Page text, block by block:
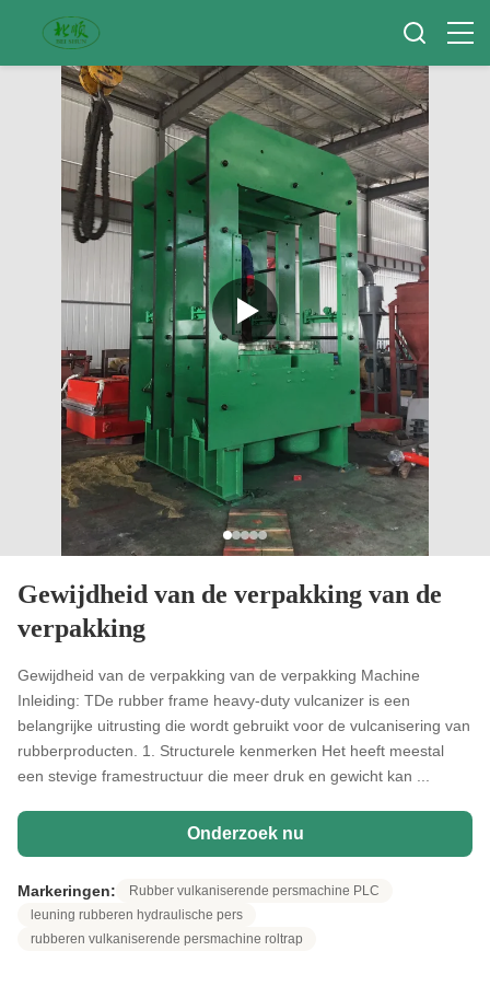
Gewijdheid van de verpakking van de
verpakking
Gewijdheid van de verpakking van de verpakking Machine
Inleiding: TDe rubber frame heavy-duty vulcanizer is een
belangrijke uitrusting die wordt gebruikt voor de vulcanisering van
rubberproducten. 1. Structurele kenmerken Het heeft meestal
een stevige framestructuur die meer druk en gewicht kan ...
Onderzoek nu
Markeringen:
Rubber vulkaniserende persmachine PLC
leuning rubberen hydraulische pers
rubberen vulkaniserende persmachine roltrap